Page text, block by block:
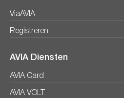
ViaAVIA
Registreren
AVIA Diensten
AVIA Card
AVIA VOLT